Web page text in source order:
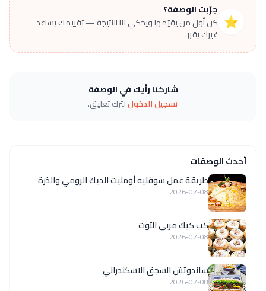
⭐
جرّبت الوصفة؟
كن أول من يقيّمها ويحكي لنا النتيجة — تقييمك يساعد
غيرك يقرر.
شاركنا رأيك في الوصفة
تسجيل الدخوللترك تعليق.
أحدث الوصفات
طريقة عمل سوفليه أومليت الديك الرومي والذرة
2026-07-08
كب كيك مربى التوت
2026-07-08
ساندوتش السجق الاسكندراني
2026-07-08